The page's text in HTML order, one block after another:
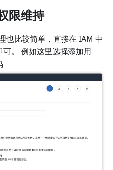
限维持
也比较简单，直接在 IAM 中
。 例如这里选择添加用